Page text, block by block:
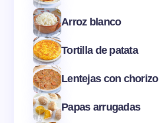
Arroz blanco
Tortilla de patata
Lentejas con chorizo
Papas arrugadas